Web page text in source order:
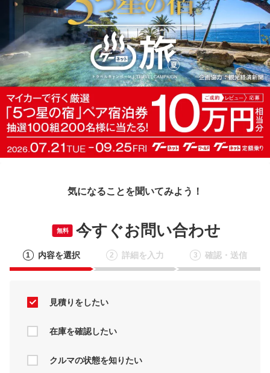
気になることを聞いてみよう！
無料 今すぐお問い合わせ
1 内容を選択 2 詳細を入力 3 確認・送信
見積りをしたい
在庫を確認したい
クルマの状態を知りたい